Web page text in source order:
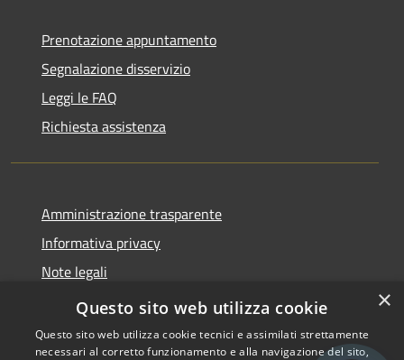
Prenotazione appuntamento
Segnalazione disservizio
Leggi le FAQ
Richiesta assistenza
Amministrazione trasparente
Informativa privacy
Note legali
Dichiarazione di accessibilità
×
Questo sito web utilizza cookie
Questo sito web utilizza cookie tecnici e assimilati strettamente
necessari al corretto funzionamento e alla navigazione del sito,